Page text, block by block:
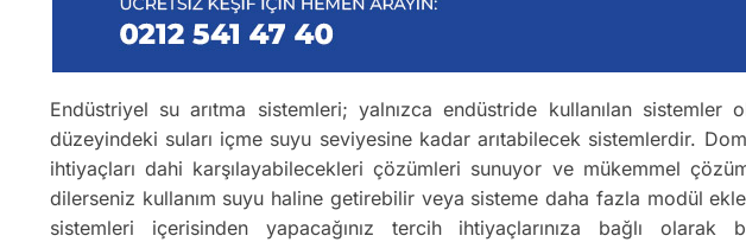
Endüstriyel su arıtma sistemleri; yalnızca endüstride kullanılan
düzeyindeki suları içme suyu seviyesine kadar arıtabilecek sistemlerdir.
ihtiyaçları dahi karşılayabilecekleri çözümleri sunuyor ve mükemmel
dilerseniz kullanım suyu haline getirebilir veya sisteme daha fazla modül
sistemleri içerisinden yapacağınız tercih ihtiyaçlarınıza bağlı